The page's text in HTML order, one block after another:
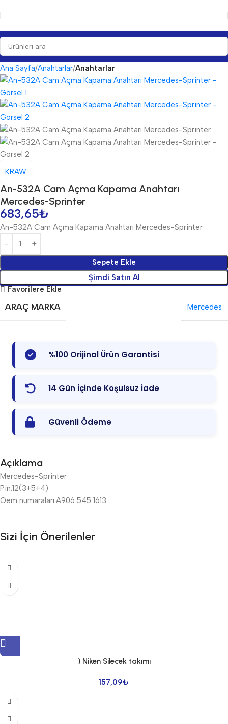
Ana Sayfa Anahtarlar Anahtarlar
KRAW
An-532A Cam Açma Kapama Anahtarı
Mercedes-Sprinter
683,65₺
An-532A Cam Açma Kapama Anahtarı Mercedes-Sprinter
Sepete Ekle
Şimdi Satın Al
Favorilere Ekle
ARAÇ MARKA Mercedes
%100 Orijinal Ürün Garantisi
14 Gün İçinde Koşulsuz İade
Güvenli Ödeme
Açıklama
Mercedes-Sprinter
Pin:12(3+5+4)
Oem numaraları:A906 545 1613
Sizi İçin Önerilenler
) Niken Silecek takımı
157,09₺